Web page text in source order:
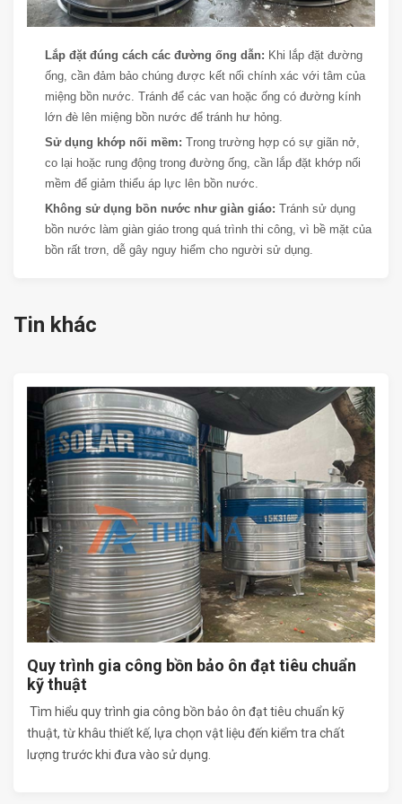
Lắp đặt đúng cách các đường ống dẫn: Khi lắp đặt đường
ống, cần đảm bảo chúng được kết nối chính xác với tâm của
miệng bồn nước. Tránh để các van hoặc ống có đường kính
lớn đè lên miệng bồn nước để tránh hư hỏng.
Sử dụng khớp nối mềm: Trong trường hợp có sự giãn nở,
co lại hoặc rung động trong đường ống, cần lắp đặt khớp nối
mềm để giảm thiểu áp lực lên bồn nước.
Không sử dụng bồn nước như giàn giáo: Tránh sử dụng
bồn nước làm giàn giáo trong quá trình thi công, vì bề mặt của
bồn rất trơn, dễ gây nguy hiểm cho người sử dụng.
Tin khác
Quy trình gia công bồn bảo ôn đạt tiêu chuẩn
kỹ thuật
Tìm hiểu quy trình gia công bồn bảo ôn đạt tiêu chuẩn kỹ
thuật, từ khâu thiết kế, lựa chọn vật liệu đến kiểm tra chất
lượng trước khi đưa vào sử dụng.